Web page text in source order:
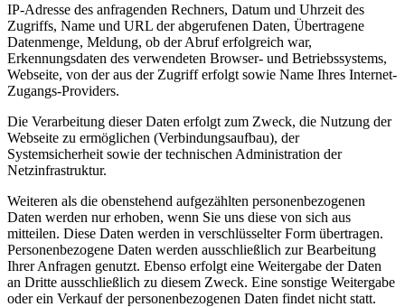
IP-Adresse des anfragenden Rechners, Datum und Uhrzeit des
Zugriffs, Name und URL der abgerufenen Daten, Übertragene
Datenmenge, Meldung, ob der Abruf erfolgreich war,
Erkennungsdaten des verwendeten Browser- und Betriebssystems,
Webseite, von der aus der Zugriff erfolgt sowie Name Ihres Internet-
Zugangs-Providers.
Die Verarbeitung dieser Daten erfolgt zum Zweck, die Nutzung der
Webseite zu ermöglichen (Verbindungsaufbau), der
Systemsicherheit sowie der technischen Administration der
Netzinfrastruktur.
Weiteren als die obenstehend aufgezählten personenbezogenen
Daten werden nur erhoben, wenn Sie uns diese von sich aus
mitteilen. Diese Daten werden in verschlüsselter Form übertragen.
Personenbezogene Daten werden ausschließlich zur Bearbeitung
Ihrer Anfragen genutzt. Ebenso erfolgt eine Weitergabe der Daten
an Dritte ausschließlich zu diesem Zweck. Eine sonstige Weitergabe
oder ein Verkauf der personenbezogenen Daten findet nicht statt.